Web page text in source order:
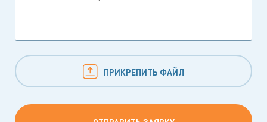
ПРИКРЕПИТЬ ФАЙЛ